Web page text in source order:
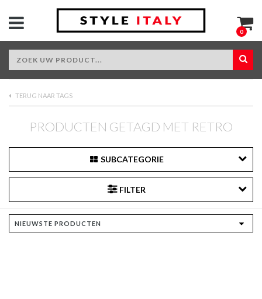
0
TERUG NAAR TAGS
PRODUCTEN GETAGD MET RETRO
SUBCATEGORIE
FILTER